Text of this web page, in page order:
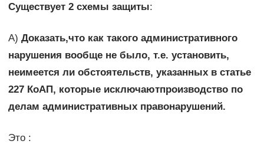
Существует 2 схемы защиты:
А) Доказать,что как такого административного
нарушения вообще не было, т.е. установить,
неимеется ли обстоятельств, указанных в статье
227 КоАП, которые исключаютпроизводство по
делам административных правонарушений.
Это :